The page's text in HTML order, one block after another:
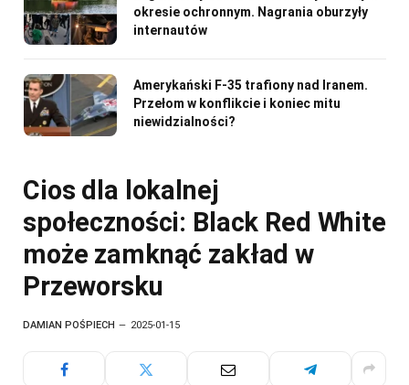
okresie ochronnym. Nagrania oburzyły
internautów
Amerykański F-35 trafiony nad Iranem.
Przełom w konflikcie i koniec mitu
niewidzialności?
Cios dla lokalnej
społeczności: Black Red White
może zamknąć zakład w
Przeworsku
DAMIAN POŚPIECH 2025-01-15